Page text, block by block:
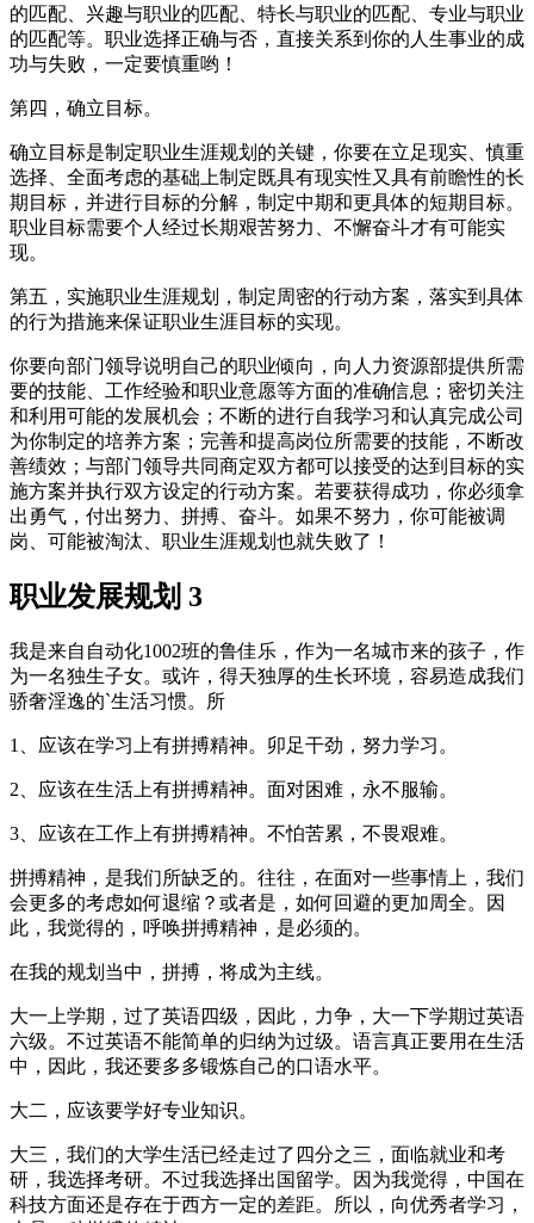
的匹配、兴趣与职业的匹配、特长与职业的匹配、专业与职业
的匹配等。职业选择正确与否，直接关系到你的人生事业的成
功与失败，一定要慎重哟！
第四，确立目标。
确立目标是制定职业生涯规划的关键，你要在立足现实、慎重
选择、全面考虑的基础上制定既具有现实性又具有前瞻性的长
期目标，并进行目标的分解，制定中期和更具体的短期目标。
职业目标需要个人经过长期艰苦努力、不懈奋斗才有可能实
现。
第五，实施职业生涯规划，制定周密的行动方案，落实到具体
的行为措施来保证职业生涯目标的实现。
你要向部门领导说明自己的职业倾向，向人力资源部提供所需
要的技能、工作经验和职业意愿等方面的准确信息；密切关注
和利用可能的发展机会；不断的进行自我学习和认真完成公司
为你制定的培养方案；完善和提高岗位所需要的技能，不断改
善绩效；与部门领导共同商定双方都可以接受的达到目标的实
施方案并执行双方设定的行动方案。若要获得成功，你必须拿
出勇气，付出努力、拼搏、奋斗。如果不努力，你可能被调
岗、可能被淘汰、职业生涯规划也就失败了！
职业发展规划 3
我是来自自动化1002班的鲁佳乐，作为一名城市来的孩子，作
为一名独生子女。或许，得天独厚的生长环境，容易造成我们
骄奢淫逸的`生活习惯。所
1、应该在学习上有拼搏精神。卯足干劲，努力学习。
2、应该在生活上有拼搏精神。面对困难，永不服输。
3、应该在工作上有拼搏精神。不怕苦累，不畏艰难。
拼搏精神，是我们所缺乏的。往往，在面对一些事情上，我们
会更多的考虑如何退缩？或者是，如何回避的更加周全。因
此，我觉得的，呼唤拼搏精神，是必须的。
在我的规划当中，拼搏，将成为主线。
大一上学期，过了英语四级，因此，力争，大一下学期过英语
六级。不过英语不能简单的归纳为过级。语言真正要用在生活
中，因此，我还要多多锻炼自己的口语水平。
大二，应该要学好专业知识。
大三，我们的大学生活已经走过了四分之三，面临就业和考
研，我选择考研。不过我选择出国留学。因为我觉得，中国在
科技方面还是存在于西方一定的差距。所以，向优秀者学习，